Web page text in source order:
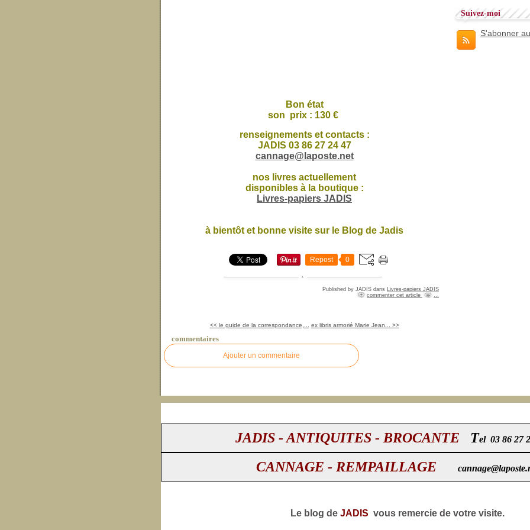
Bon état
son prix : 130 €
renseignements et contacts :
JADIS 03 86 27 24 47
cannage@laposte.net
nos livres actuellement
disponibles à la boutique :
Livres-papiers JADIS
à bientôt et bonne visite sur le Blog de Jadis
Repost 0
Published by JADIS dans
Livres-papiers JADIS
commenter cet article
<< le guide de la correspondance,... ex libris armorié Marie Jean... >>
commentaires
Ajouter un commentaire
Suivez-moi
S'abonner
JADIS - ANTIQUITES - BROCANTE Tel 03 86 27
CANNAGE - REMPAILLAGE
Le blog de JADIS vous remercie de votre visite.